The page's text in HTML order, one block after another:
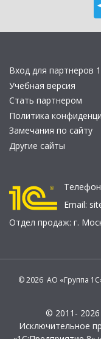
Вход для партнеров
Учебная версия
Стать партнером
Политика
Замечания по сайту
Другие сайты
Email:
Отдел продаж: г.
© 2026 АО «Группа
© 2011-
Исключительное